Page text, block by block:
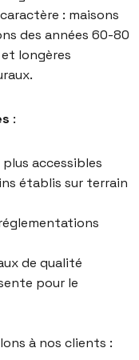
: maisons
des années 60-80
longères
:
accessibles
établis sur terrain
de qualité
pour le
à nos clients :